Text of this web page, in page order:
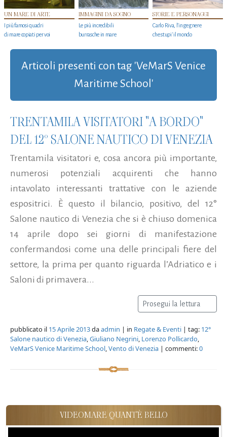
UN MARE DI ARTE
I più famosi quadri
di mare copiati per voi
IMMAGINI DA SOGNO
Le più incredibili
burrasche in mare
STORIE E PERSONAGGI
Carlo Riva, l’ingegnere
che stupi' il mondo
Articoli presenti con tag 'VeMarS Venice
Maritime School'
TRENTAMILA VISITATORI "A BORDO"
DEL 12° SALONE NAUTICO DI VENEZIA
Trentamila visitatori e, cosa ancora più importante,
numerosi potenziali acquirenti che hanno
intavolato interessanti trattative con le aziende
espositrici. È questo il bilancio, positivo, del 12°
Salone nautico di Venezia che si è chiuso domenica
14 aprile dopo sei giorni di manifestazione
confermandosi come una delle principali fiere del
settore, la prima per quanto riguarda l’Adriatico e i
Saloni di primavera...
Prosegui la lettura
pubblicato il 15 Aprile 2013daadmin | in Regate & Eventi | tag: 12°
Salone nautico di Venezia,Giuliano Negrini, Lorenzo Pollicardo,
VeMarS Venice Maritime School,Vento di Venezia | commenti:0
VIDEOMARE QUANT'È BELLO